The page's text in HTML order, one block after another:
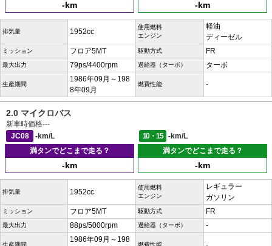
-km -km
排気量 1952cc
使用燃料
エンジン
軽油
ディーゼル
ミッション フロア5MT 駆動方式 FR
最大出力 79ps/4400rpm 過給器（ターボ） ターボ
生産期間
1986年09月～198
8年09月
燃費性能 -
2.0 マイクロバス
新車時価格---
JC08
-km/L 10・15
-km/L
満タンでどこまで走る？
-km
満タンでどこまで走る？
-km
排気量 1952cc
使用燃料
エンジン
レギュラー
ガソリン
ミッション フロア5MT 駆動方式 FR
最大出力 88ps/5000rpm 過給器（ターボ） -
生産期間
1986年09月～198
燃費性能